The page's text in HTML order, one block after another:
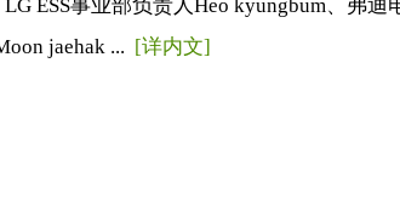
ESS事业部负责人Heo kyungbum、弗
jaehak ... [详内文]